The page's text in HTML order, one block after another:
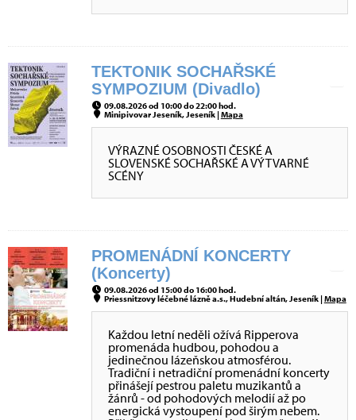
TEKTONIK SOCHAŘSKÉ
SYMPOZIUM (Divadlo)
09.08.2026 od 10:00 do 22:00 hod.
Minipivovar Jeseník, Jeseník |Mapa
VÝRAZNÉ OSOBNOSTI ČESKÉ A
SLOVENSKÉ SOCHAŘSKÉ A VÝTVARNÉ
SCÉNY
PROMENÁDNÍ KONCERTY
(Koncerty)
09.08.2026 od 15:00 do 16:00 hod.
Priessnitzovy léčebné lázně a.s., Hudební altán, Jeseník |Mapa
Každou letní neděli ožívá Ripperova
promenáda hudbou, pohodou a
jedinečnou lázeňskou atmosférou.
Tradiční i netradiční promenádní koncerty
přinášejí pestrou paletu muzikantů a
žánrů - od pohodových melodií až po
energická vystoupení pod širým nebem.